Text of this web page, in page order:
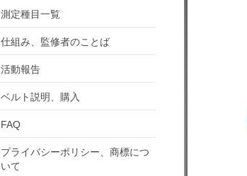
測定種目一覧
仕組み、監修者のことば
活動報告
ベルト説明、購入
FAQ
プライバシーポリシー、商標につ
いて